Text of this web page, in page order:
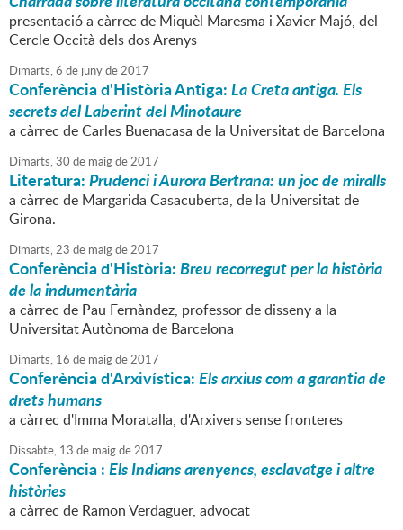
presentació a càrrec de Miquèl Maresma i Xavier Majó, del
Cercle Occità dels dos Arenys
Dimarts,6 de junyde2017
Conferència d'Història Antiga:La Creta antiga. Els
secrets del Laberint del Minotaure
a càrrec de Carles Buenacasa de la Universitat de Barcelona
Dimarts,30 de maigde2017
Literatura:Prudenci i Aurora Bertrana: un joc de miralls
a càrrec de Margarida Casacuberta, de la Universitat de
Girona.
Dimarts,23 de maigde2017
Conferència d'Història:Breu recorregut per la història
de la indumentària
a càrrec de Pau Fernàndez, professor de disseny a la
Universitat Autònoma de Barcelona
Dimarts, 16 de maigde2017
Conferència d'Arxivística:Els arxius com a garantia de
drets humans
a càrrec d'Imma Moratalla, d'Arxivers sense fronteres
Dissabte, 13 de maigde2017
Conferència :Els Indians arenyencs, esclavatge i altre
històries
a càrrec de Ramon Verdaguer, advocat